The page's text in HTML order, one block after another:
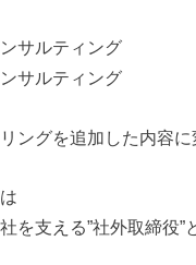
サルティング
サルティング
ングを追加した内容
を支える”社外取締役”